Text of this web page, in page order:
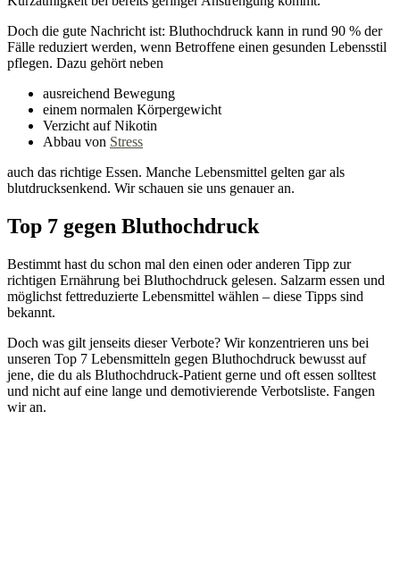
Doch die gute Nachricht ist: Bluthochdruck kann in rund 90 % der
Fälle reduziert werden, wenn Betroffene einen gesunden Lebensstil
pflegen. Dazu gehört neben
ausreichend Bewegung
einem normalen Körpergewicht
Verzicht auf Nikotin
Abbau von Stress
auch das richtige Essen. Manche Lebensmittel gelten gar als
blutdrucksenkend. Wir schauen sie uns genauer an.
Top 7 gegen Bluthochdruck
Bestimmt hast du schon mal den einen oder anderen Tipp zur
richtigen Ernährung bei Bluthochdruck gelesen. Salzarm essen und
möglichst fettreduzierte Lebensmittel wählen – diese Tipps sind
bekannt.
Doch was gilt jenseits dieser Verbote? Wir konzentrieren uns bei
unseren Top 7 Lebensmitteln gegen Bluthochdruck bewusst auf
jene, die du als Bluthochdruck-Patient gerne und oft essen solltest
und nicht auf eine lange und demotivierende Verbotsliste. Fangen
wir an.